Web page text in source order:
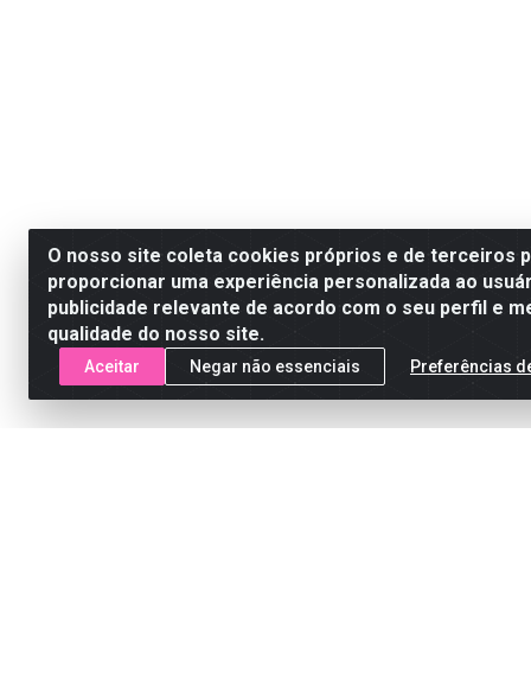
O nosso site coleta cookies próprios e de terceiros
proporcionar uma experiência personalizada ao
publicidade relevante de acordo com o seu perfil e
qualidade do nosso site.
Aceitar Negar não essenciais Preferências